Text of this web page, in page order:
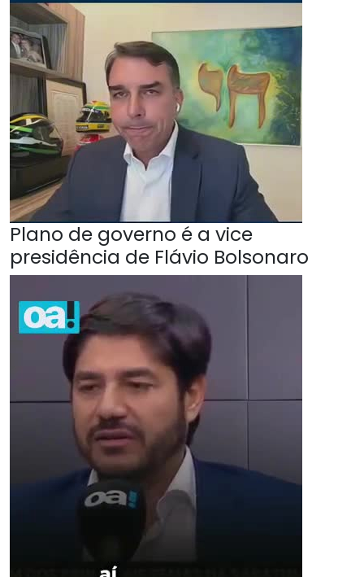
Plano de governo é a vice
presidência de Flávio Bolsonaro